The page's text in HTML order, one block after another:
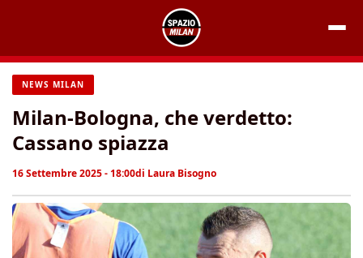
contenuto
NEWS MILAN
Milan-Bologna, che verdetto:
Cassano spiazza
16 Settembre 2025 - 18:00di Laura Bisogno